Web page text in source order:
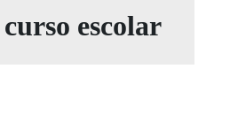
escolar